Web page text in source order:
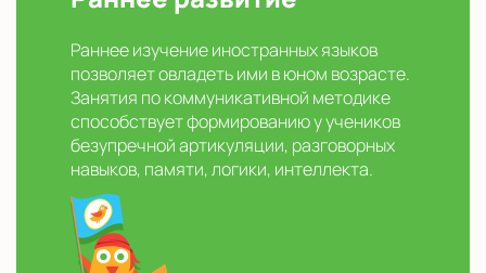
Раннее изучение иностранных языков
позволяет овладеть ими в юном возрасте.
Занятия по коммуникативной методике
способствует формированию у учеников
безупречной артикуляции, разговорных
навыков, памяти, логики, интеллекта.